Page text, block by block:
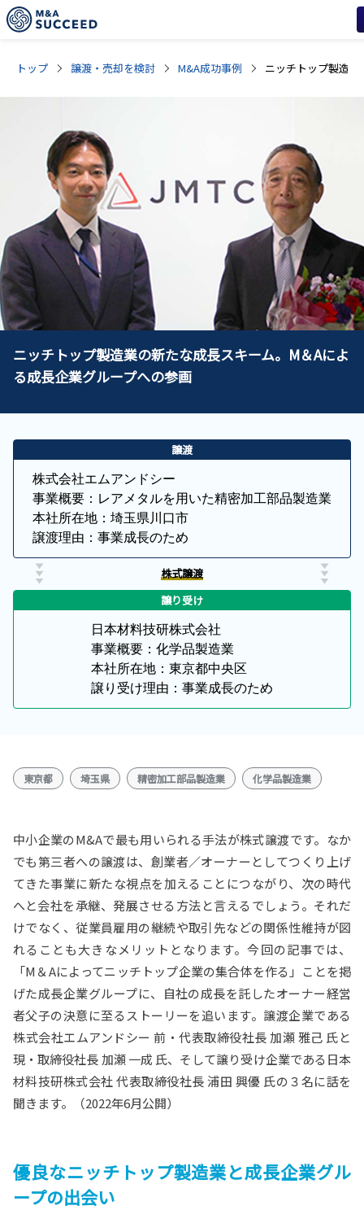
トップ 譲渡・売却を検討 M&A成功事例
ニッチトップ製造業の新たな成長スキーム。M＆Aによ
る成長企業グループへの参画
譲渡
株式会社エムアンドシー
事業概要：レアメタルを用いた精密加工部品製造業
本社所在地：埼玉県川口市
譲渡理由：事業成長のため
株式譲渡
譲り受け
日本材料技研株式会社
事業概要：化学品製造業
本社所在地：東京都中央区
譲り受け理由：事業成長のため
東京都 埼玉県 精密加工部品製造業 化学品製造業
中小企業のM&Aで最も用いられる手法が株式譲渡です。なか
でも第三者への譲渡は、創業者／オーナーとしてつくり上げ
てきた事業に新たな視点を加えることにつながり、次の時代
へと会社を承継、発展させる方法と言えるでしょう。それだ
けでなく、従業員雇用の継続や取引先などの関係性維持が図
れることも大きなメリットとなります。今回の記事では、
「M＆Aによってニッチトップ企業の集合体を作る」ことを掲
げた成長企業グループに、自社の成長を託したオーナー経営
者父子の決意に至るストーリーを追います。譲渡企業である
株式会社エムアンドシー 前・代表取締役社長 加瀬 雅己 氏と
現・取締役社長 加瀬 一成 氏、そして譲り受け企業である日本
材料技研株式会社 代表取締役社長 浦田 興優 氏の３名に話を
聞きます。（2022年6月公開）
優良なニッチトップ製造業と成長企業グル
ープの出会い